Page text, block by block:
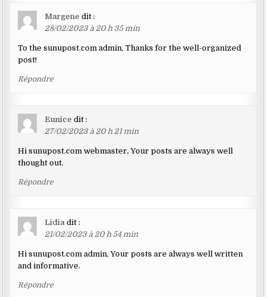
Margene dit :
28/02/2023 à 20 h 35 min
To the sunupost.com admin, Thanks for the well-organized
post!
Répondre
Eunice dit :
27/02/2023 à 20 h 21 min
Hi sunupost.com webmaster, Your posts are always well
thought out.
Répondre
Lidia dit :
21/02/2023 à 20 h 54 min
Hi sunupost.com admin, Your posts are always well written
and informative.
Répondre